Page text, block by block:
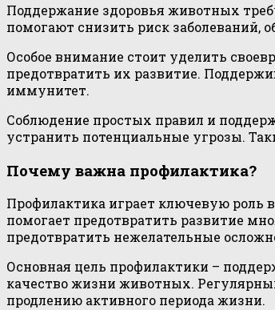
Поддержание здоровья животных
помогают снизить риск заболеваний,
Особое внимание стоит уделить
предотвратить их развитие.
иммунитет.
Соблюдение простых правил и
устранить потенциальные угрозы.
Почему важна профилактика?
Профилактика играет ключевую роль
помогает предотвратить развитие
предотвратить нежелательные
Основная цель профилактики –
качество жизни животных.
продлению активного периода жизни.